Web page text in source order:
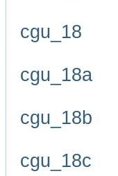
cgu_18
cgu_18a
cgu_18b
cgu_18c